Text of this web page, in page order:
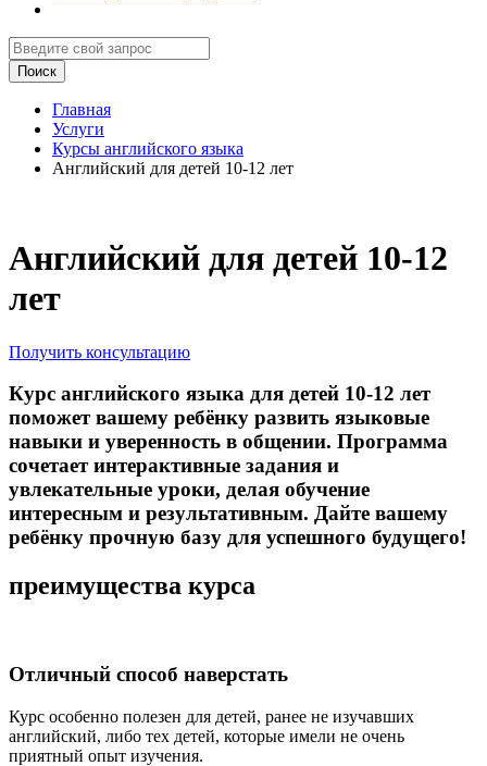
Главная
Услуги
Курсы английского языка
Английский для детей 10-12 лет
Английский для детей 10-12
лет
Получить консультацию
Курс английского языка для детей 10-12 лет
поможет вашему ребёнку развить языковые
навыки и уверенность в общении. Программа
сочетает интерактивные задания и
увлекательные уроки, делая обучение
интересным и результативным. Дайте вашему
ребёнку прочную базу для успешного будущего!
преимущества курса
Отличный способ наверстать
Курс особенно полезен для детей, ранее не изучавших
английский, либо тех детей, которые имели не очень
приятный опыт изучения.